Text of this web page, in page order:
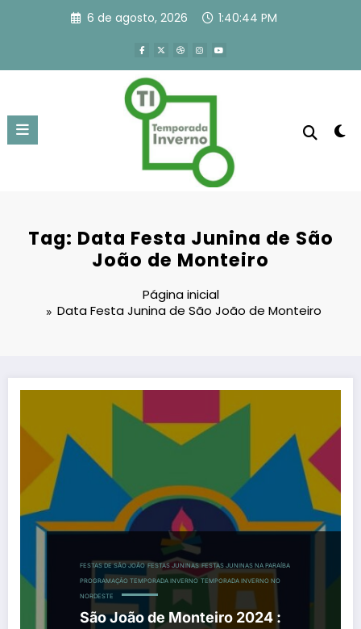
6 de agosto, 2026 1:40:44 PM
Tag: Data Festa Junina de São
João de Monteiro
Página inicial
Data Festa Junina de São João de Monteiro
FESTAS DE SÃO JOÃO FESTAS JUNINAS FESTAS JUNINAS NA PARAÍBA
PROGRAMAÇÃO TEMPORADA INVERNO TEMPORADA INVERNO NO
NORDESTE
São João de Monteiro 2024 :